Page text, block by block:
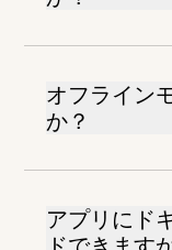
オフライン
か？
アプリにド